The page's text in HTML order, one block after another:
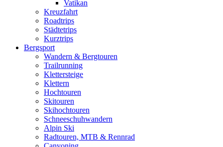
Vatikan
Kreuzfahrt
Roadtrips
Städtetrips
Kurztrips
Bergsport
Wandern & Bergtouren
Trailrunning
Klettersteige
Klettern
Hochtouren
Skitouren
Skihochtouren
Schneeschuhwandern
Alpin Ski
Radtouren, MTB & Rennrad